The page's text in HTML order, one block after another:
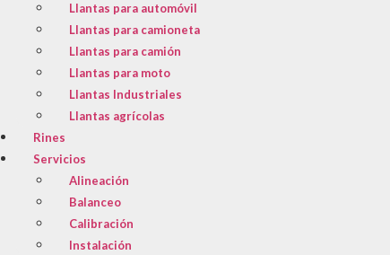
Llantas para automóvil
Llantas para camioneta
Llantas para camión
Llantas para moto
Llantas Industriales
Llantas agrícolas
Rines
Servicios
Alineación
Balanceo
Calibración
Instalación